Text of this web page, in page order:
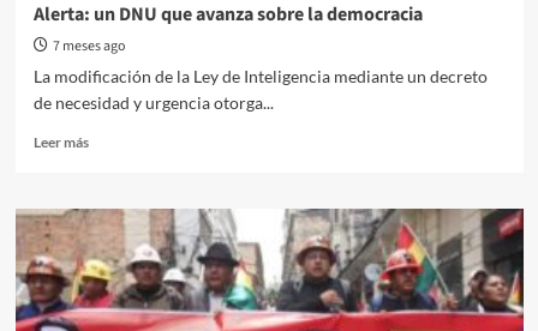
Alerta: un DNU que avanza sobre la democracia
7 meses ago
La modificación de la Ley de Inteligencia mediante un decreto
de necesidad y urgencia otorga...
Leer másRead
Alerta:
un
DNU
que
avanza
sobre